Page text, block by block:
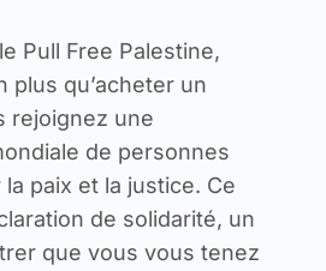
Pull Free Palestine,
plus qu’acheter un
rejoignez une
de personnes
paix et la justice. Ce
de solidarité, un
que vous vous tenez